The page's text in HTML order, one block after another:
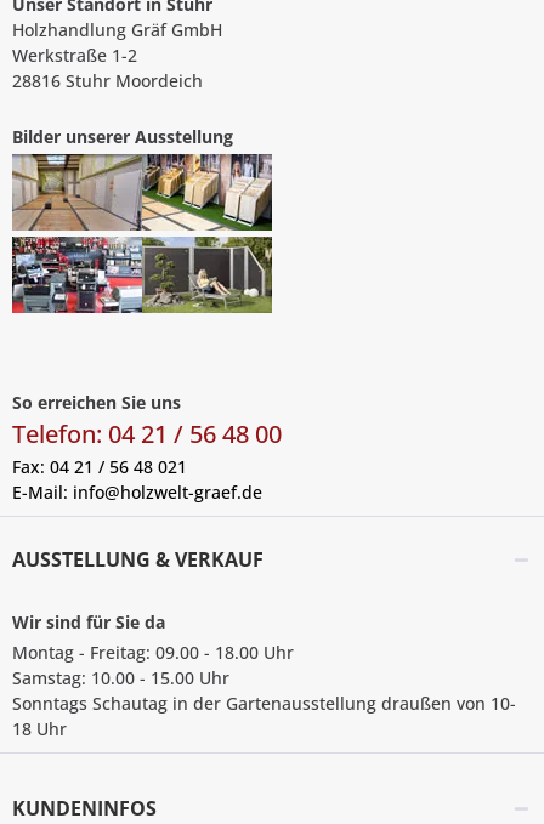
Holzhandlung Gräf GmbH
Werkstraße 1-2
28816 Stuhr Moordeich
Bilder unserer Ausstellung
So erreichen Sie uns
Telefon: 04 21 / 56 48 00
Fax: 04 21 / 56 48 021
E-Mail: info@holzwelt-graef.de
AUSSTELLUNG & VERKAUF
Wir sind für Sie da
Montag - Freitag: 09.00 - 18.00 Uhr
Samstag: 10.00 - 15.00 Uhr
Sonntags Schautag in der Gartenausstellung draußen von 10-
18 Uhr
KUNDENINFOS